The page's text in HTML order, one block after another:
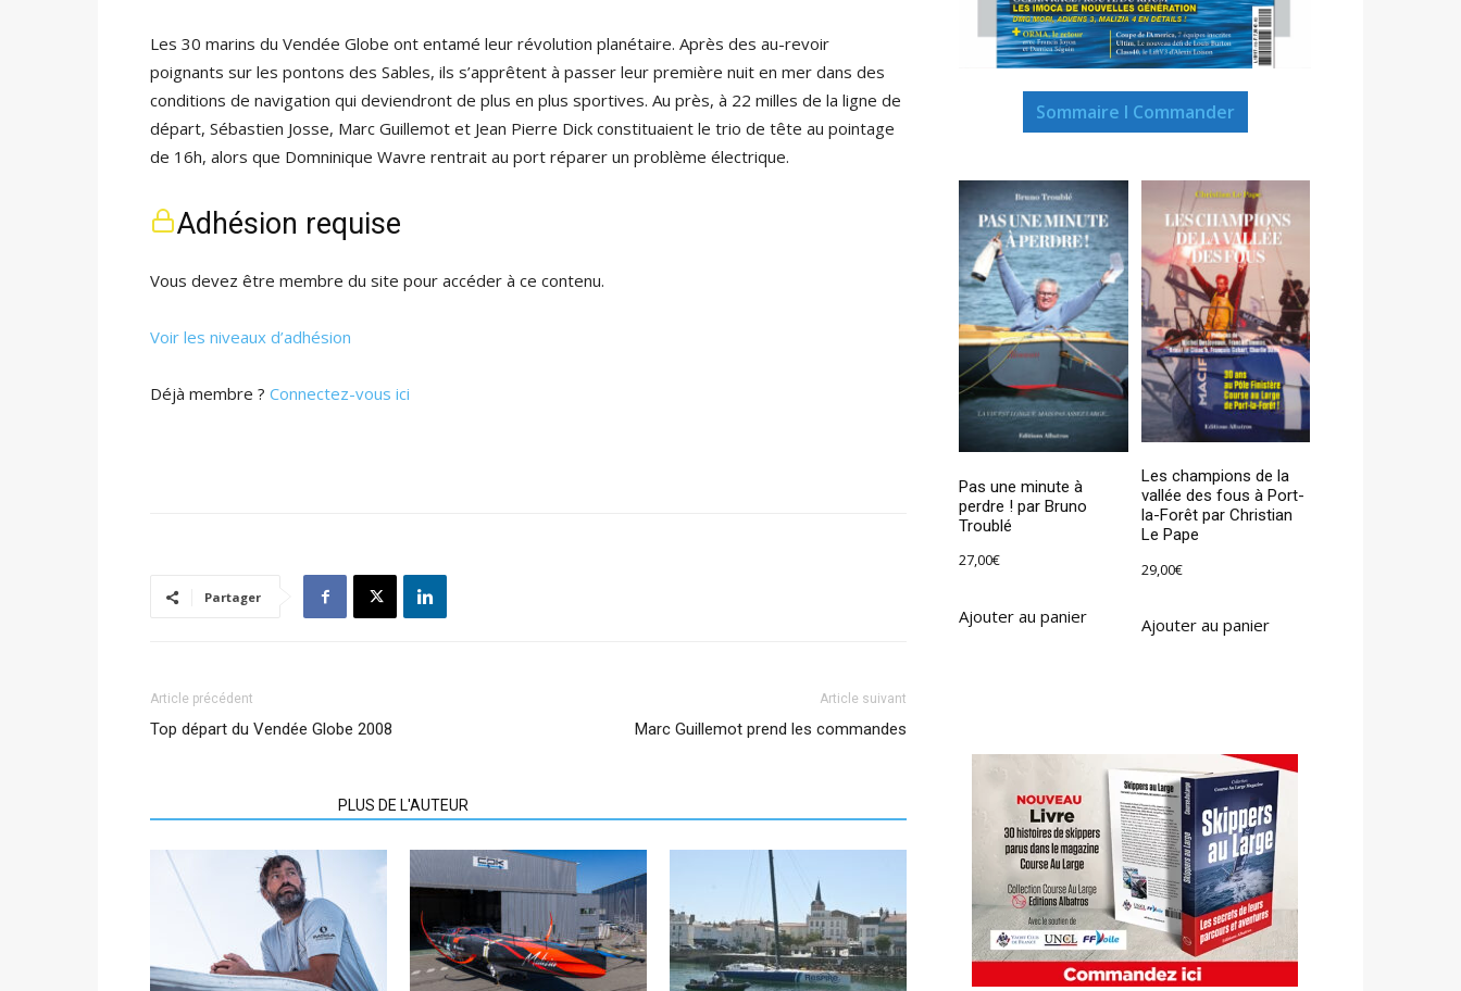
Les 30 marins du Vendée Globe ont entamé leur révolution planétaire. Après des au-revoir
poignants sur les pontons des Sables, ils s’apprêtent à passer leur première nuit en mer dans des
conditions de navigation qui deviendront de plus en plus sportives. Au près, à 22 milles de la ligne de
départ, Sébastien Josse, Marc Guillemot et Jean Pierre Dick constituaient le trio de tête au pointage
de 16h, alors que Domninique Wavre rentrait au port réparer un problème électrique.
Adhésion requise
Vous devez être membre du site pour accéder à ce contenu.
Voir les niveaux d’adhésion
Déjà membre ? Connectez-vous ici
Partager
Article précédent
Top départ du Vendée Globe 2008
Article suivant
Marc Guillemot prend les commandes
PLUS DE L'AUTEUR
Sommaire I Commander
Pas une minute à
perdre ! par Bruno
Troublé
27,00€
Ajouter au panier
Les champions de la
vallée des fous à Port-
la-Forêt par Christian
Le Pape
29,00€
Ajouter au panier